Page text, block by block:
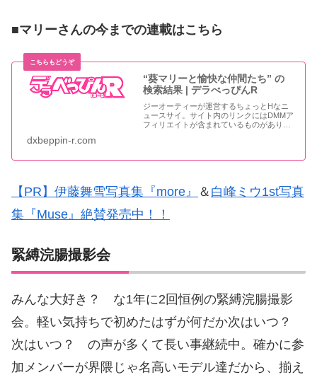
■マリーさんの今までの連載はこちら
“葵マリーと愉快な仲間たち” の
検索結果 | デラべっぴんR
ジーオーティーが運営するちょっとHなニ
ュースサイ。サイト内のリンクにはDMMア
フィリエイトが含まれているものがありま
dxbeppin-r.com
【PR】伊藤舞雪写真集『more』 ＆ 白峰ミウ1st写真
集『Muse』絶賛発売中！！
緊縛浣腸撮影会
みんな大好き？ な1年に2回恒例の緊縛浣腸撮影
会。軽い気持ちで初めたはずが何だか次はいつ？
次はいつ？ の声が多くて長い事継続中。確かに参
加メンバーが界隈じゃ名高いモデル達だから、揃え